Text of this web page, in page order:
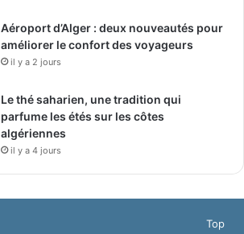
Aéroport d’Alger : deux nouveautés pour
améliorer le confort des voyageurs
il y a 2 jours
Le thé saharien, une tradition qui
parfume les étés sur les côtes
algériennes
il y a 4 jours
Top